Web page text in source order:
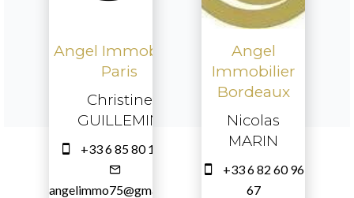
Angel Immobilier
Paris
Christine
GUILLEMIN
+33 6 85 80 16 60
angelimmo75@gmail.com
Angel
Immobilier
Bordeaux
Nicolas
MARIN
+33 6 82 60 96
67